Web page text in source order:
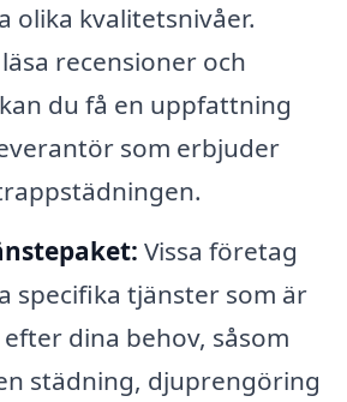
olika kvalitetsnivåer.
recensioner och
du få en uppfattning
som erbjuder
Vissa företag
specifika tjänster som är
dina behov, såsom
städning, djuprengöring